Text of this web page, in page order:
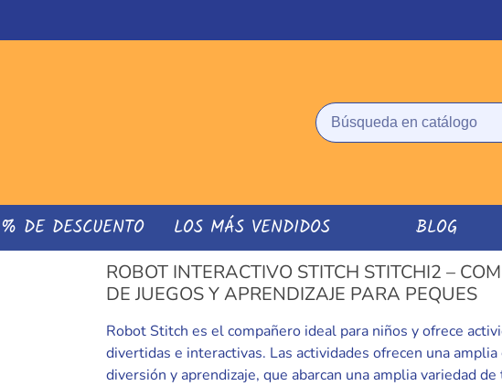
DE DESCUENTO LOS MÁS VENDIDOS BLOG
ROBOT INTERACTIVO STITCH STITCHI2 –
DE JUEGOS Y APRENDIZAJE PARA PEQUES
Robot Stitch es el compañero ideal para niños y ofrece
divertidas e interactivas. Las actividades ofrecen una amplia
diversión y aprendizaje, que abarcan una amplia variedad de